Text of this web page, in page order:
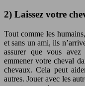
2) Laissez votre
Tout comme les
et sans un ami, ils
assurer que vous
emmener votre cheval
chevaux. Cela peut
autres. Jouer avec les